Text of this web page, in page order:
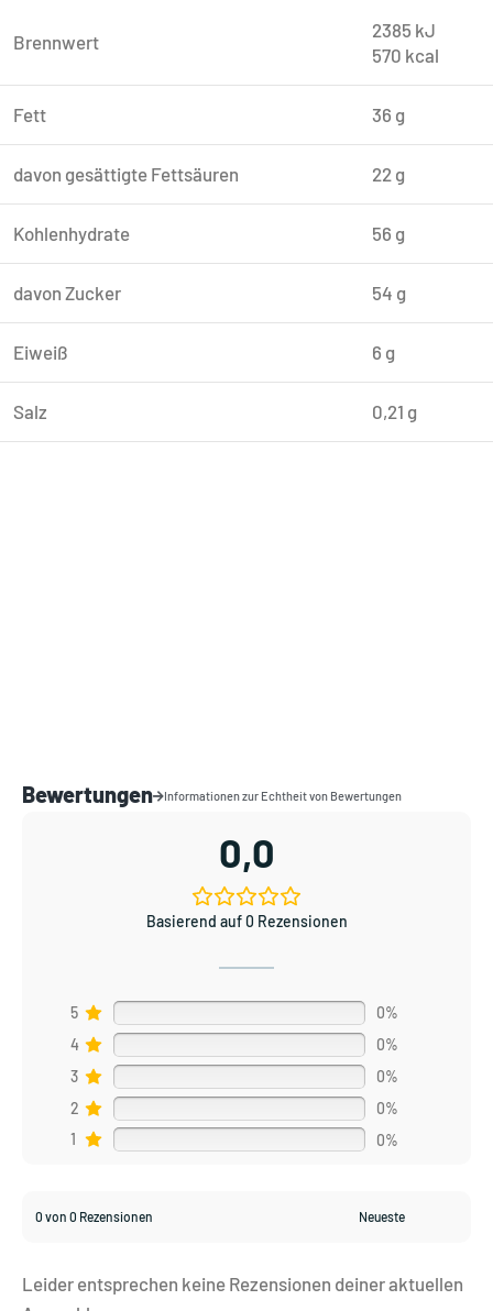
Brennwert
2385 kJ
570 kcal
Fett 36 g
davon gesättigte Fettsäuren 22 g
Kohlenhydrate 56 g
davon Zucker 54 g
Eiweiß 6 g
Salz 0,21 g
Bewertungen Informationen zur Echtheit von Bewertungen
0,0
Basierend auf 0 Rezensionen
5
0%
4
0%
3
0%
2
0%
1
0%
0 von 0 Rezensionen
Leider entsprechen keine Rezensionen deiner aktuellen